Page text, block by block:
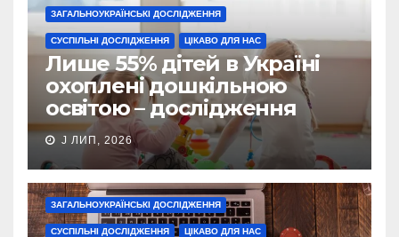
ЗАГАЛЬНОУКРАЇНСЬКІ ДОСЛІДЖЕННЯ
СУСПІЛЬНІ ДОСЛІДЖЕННЯ ЦІКАВО ДЛЯ НАС
Лише 55% дітей в Україні
охоплені дошкільною
освітою – дослідження
J ЛИП, 2026
ЗАГАЛЬНОУКРАЇНСЬКІ ДОСЛІДЖЕННЯ
СУСПІЛЬНІ ДОСЛІДЖЕННЯ ЦІКАВО ДЛЯ НАС